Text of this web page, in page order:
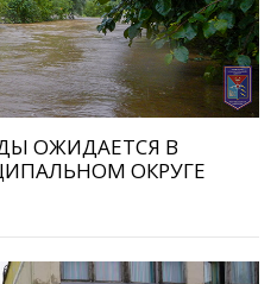
ОЖИДАЕТСЯ В
ОКРУГЕ